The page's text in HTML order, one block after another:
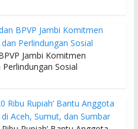
Jambi Komitmen
Sosial